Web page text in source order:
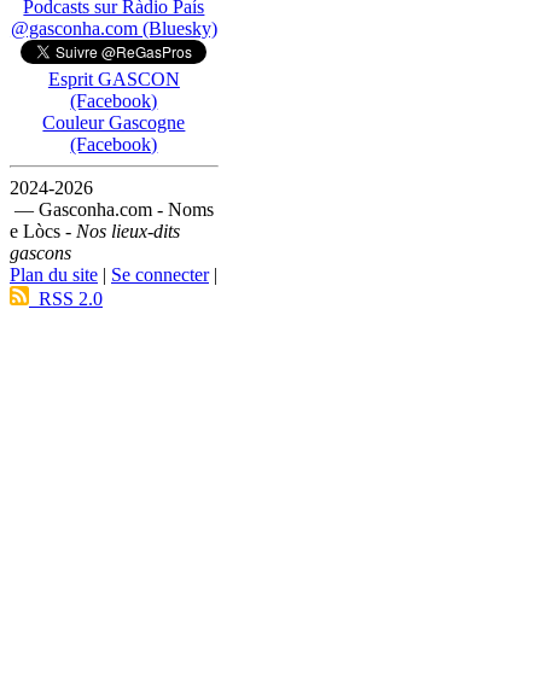
Podcasts sur Ràdio País
@gasconha.com (Bluesky)
Esprit GASCON
(Facebook)
Couleur Gascogne
(Facebook)
2024-2026
— Gasconha.com - Noms
e Lòcs - Nos lieux-dits
gascons
Plan du site | Se connecter|
RSS 2.0